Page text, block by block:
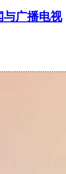
与广播电视